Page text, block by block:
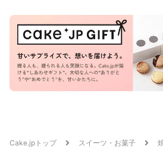
Cake.jpトップ スイーツ・お菓子